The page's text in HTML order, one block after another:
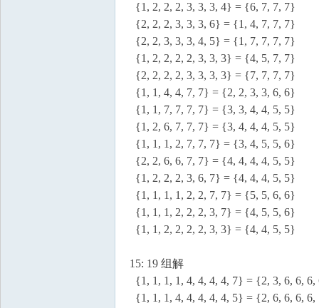
{1, 2, 2, 2, 3, 3, 3, 4} = {6, 7, 7, 7}
{2, 2, 2, 3, 3, 3, 6} = {1, 4, 7, 7, 7}
{2, 2, 3, 3, 3, 4, 5} = {1, 7, 7, 7, 7}
{1, 2, 2, 2, 2, 3, 3, 3} = {4, 5, 7, 7}
{2, 2, 2, 2, 3, 3, 3, 3} = {7, 7, 7, 7}
{1, 1, 4, 4, 7, 7} = {2, 2, 3, 3, 6, 6}
{1, 1, 7, 7, 7, 7} = {3, 3, 4, 4, 5, 5}
{1, 2, 6, 7, 7, 7} = {3, 4, 4, 4, 5, 5}
{1, 1, 1, 2, 7, 7, 7} = {3, 4, 5, 5, 6}
{2, 2, 6, 6, 7, 7} = {4, 4, 4, 4, 5, 5}
{1, 2, 2, 2, 3, 6, 7} = {4, 4, 4, 5, 5}
{1, 1, 1, 1, 2, 2, 7, 7} = {5, 5, 6, 6}
{1, 1, 1, 2, 2, 2, 3, 7} = {4, 5, 5, 6}
{1, 1, 2, 2, 2, 2, 3, 3} = {4, 4, 5, 5}
15: 19 组解
{1, 1, 1, 1, 4, 4, 4, 4, 7} = {2, 3, 6, 6,
{1, 1, 1, 4, 4, 4, 4, 4, 5} = {2, 6, 6, 6,